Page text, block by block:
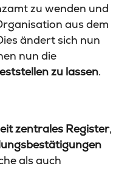
zu wenden und
aus dem
ändert sich nun
nun die
zu lassen.
zentrales Register,
als auch